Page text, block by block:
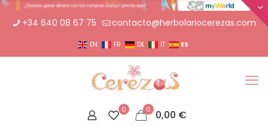
+34 640 08 67 75 contacto@herbolariocerezas.com
EN FR DE IT ES
0 0 0,00 €